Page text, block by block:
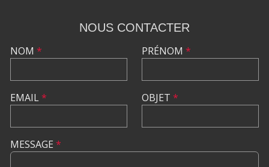
NOUS CONTACTER
NOM *
EMAIL*
PRÉNOM *
OBJET *
MESSAGE *